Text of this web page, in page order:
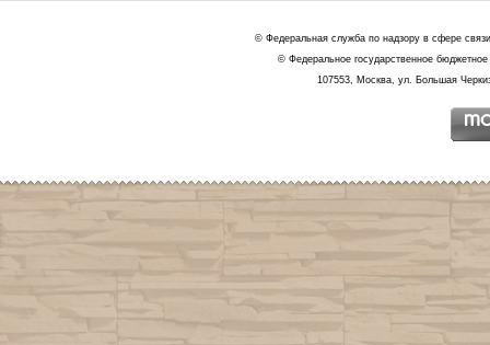
© Федеральная служба по надзору в сфере
© Федеральное государственное
107553, Москва, ул. Большая